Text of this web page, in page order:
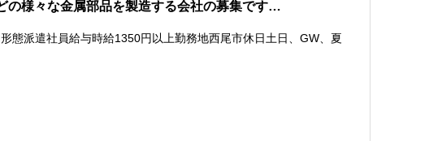
の様々な金属部品を製造する会社の募集です…
態派遣社員給与時給1350円以上勤務地西尾市休日土日、GW、夏